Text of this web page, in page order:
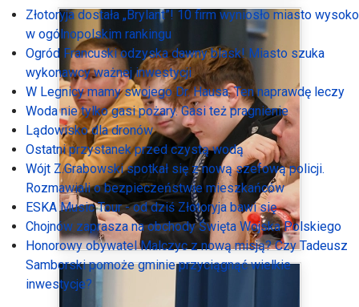
Złotoryja dostała „Brylant”! 10 firm wyniosło miasto wysoko
w ogólnopolskim rankingu
Ogród Francuski odzyska dawny blask! Miasto szuka
wykonawcy ważnej inwestycji
W Legnicy mamy swojego Dr. Hausa. Ten naprawdę leczy
Woda nie tylko gasi pożary. Gasi też pragnienie
Lądowisko dla dronów
Ostatni przystanek przed czystą wodą
Wójt Z.Grabowski spotkał się z nową szefową policji.
Rozmawiali o bezpieczeństwie mieszkańców
ESKA Music Tour - od dziś Złotoryja bawi się
Chojnów zaprasza na obchody Święta Wojska Polskiego
Honorowy obywatel Malczyc z nową misją? Czy Tadeusz
Samborski pomoże gminie przyciągnąć wielkie
inwestycje?